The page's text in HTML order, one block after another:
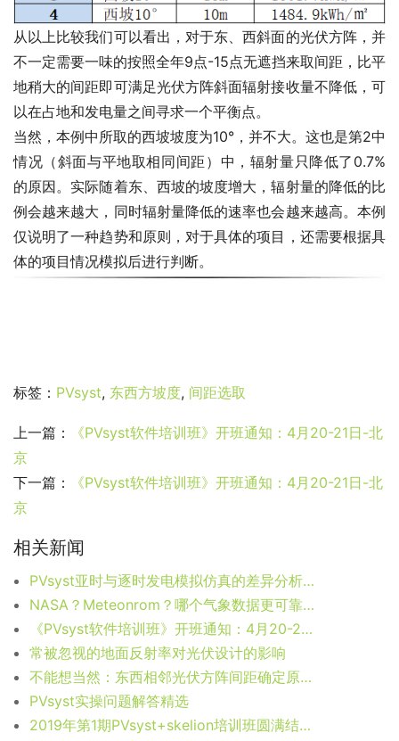
从以上比较我们可以看出，对于东、西斜面的光伏方阵，并
不一定需要一味的按照全年9点-15点无遮挡来取间距，比平
地稍大的间距即可满足光伏方阵斜面辐射接收量不降低，可
以在占地和发电量之间寻求一个平衡点。
当然，本例中所取的西坡坡度为10°，并不大。这也是第2中
情况（斜面与平地取相同间距）中，辐射量只降低了0.7%
的原因。实际随着东、西坡的坡度增大，辐射量的降低的比
例会越来越大，同时辐射量降低的速率也会越来越高。本例
仅说明了一种趋势和原则，对于具体的项目，还需要根据具
体的项目情况模拟后进行判断。
标签： PVsyst, 东西方坡度, 间距选取
上一篇：
《PVsyst软件培训班》开班通知：4月20-21日-北
京
下一篇：
《PVsyst软件培训班》开班通知：4月20-21日-北
京
相关新闻
PVsyst亚时与逐时发电模拟仿真的差异分析（下）
NASA？Meteonrom？哪个气象数据更可靠？
《PVsyst软件培训班》开班通知：4月20-21日-北京
常被忽视的地面反射率对光伏设计的影响
不能想当然：东西相邻光伏方阵间距确定原则和计算方法
PVsyst实操问题解答精选
2019年第1期PVsyst+skelion培训班圆满结束！